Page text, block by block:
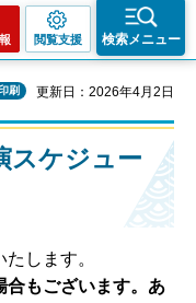
閲覧支援 検索メニュー
刷 更新日：2026年4月2日
スケジュー
します。
もございます。あ